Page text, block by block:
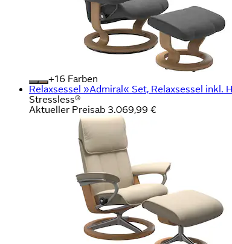
+
Farben
Relaxsessel »Admiral« Set, Relaxsessel inkl.
Stressless®
Aktueller Preisab 3.069,99 €